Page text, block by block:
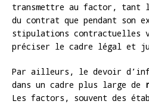
transmettre au factor, tant
du contrat que pendant son
stipulations contractuelles
préciser le cadre légal et
Par ailleurs, le devoir
dans un cadre plus large de
Les factors, souvent des